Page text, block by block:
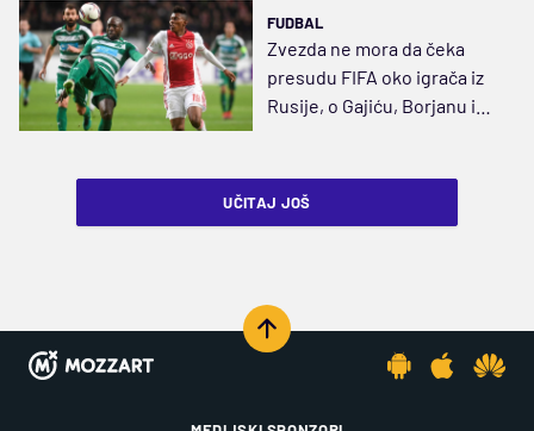
put
FUDBAL
Zvezda ne mora da čeka
presudu FIFA oko igrača iz
Rusije, o Gajiću, Borjanu i
UČITAJ JOŠ